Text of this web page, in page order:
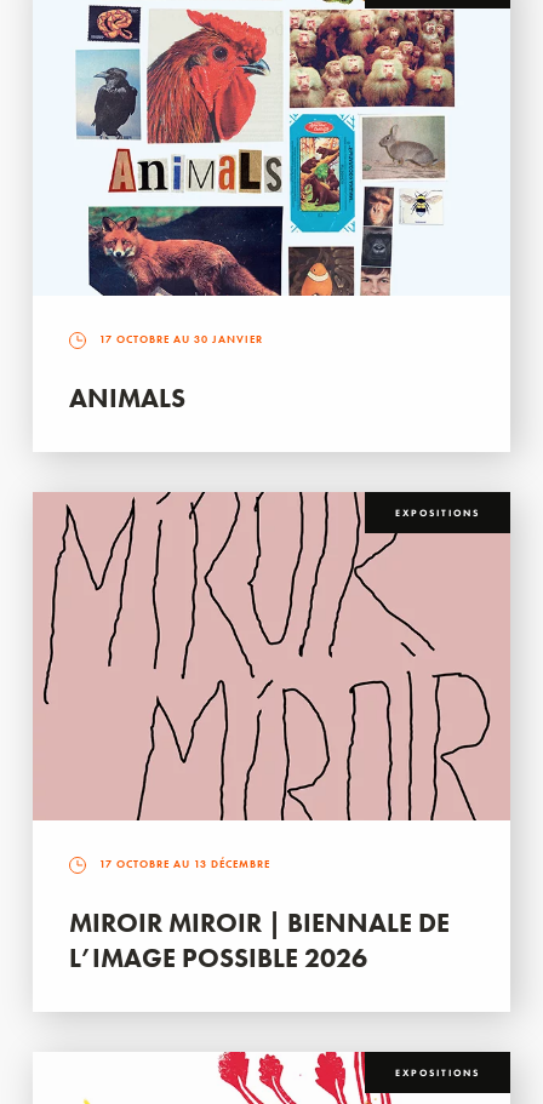
17 OCTOBRE AU 30 JANVIER
ANIMALS
EXPOSITIONS
17 OCTOBRE AU 13 DÉCEMBRE
MIROIR MIROIR | BIENNALE DE
L’IMAGE POSSIBLE 2026
EXPOSITIONS